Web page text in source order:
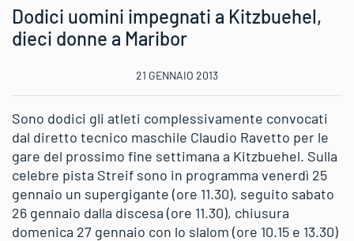
Dodici uomini impegnati a Kitzbuehel,
dieci donne a Maribor
21 GENNAIO 2013
Sono dodici gli atleti complessivamente convocati
dal diretto tecnico maschile Claudio Ravetto per le
gare del prossimo fine settimana a Kitzbuehel. Sulla
celebre pista Streif sono in programma venerdì 25
gennaio un supergigante (ore 11.30), seguito sabato
26 gennaio dalla discesa (ore 11.30), chiusura
domenica 27 gennaio con lo slalom (ore 10.15 e 13.30)